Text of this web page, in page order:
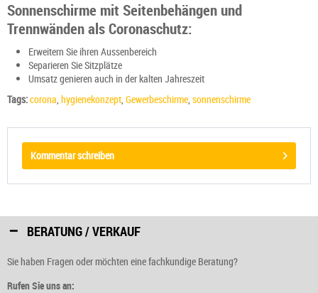
Sonnenschirme mit Seitenbehängen und
Trennwänden als Coronaschutz:
Erweitern Sie ihren Aussenbereich
Separieren Sie Sitzplätze
Umsatz genieren auch in der kalten Jahreszeit
Tags:corona, hygienekonzept, Gewerbeschirme, sonnenschirme
Kommentar schreiben
BERATUNG / VERKAUF
Sie haben Fragen oder möchten eine fachkundige Beratung?
Rufen Sie uns an: